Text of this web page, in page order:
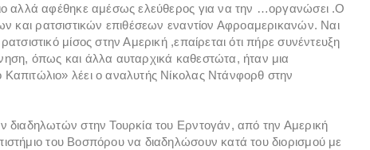
αλλά αφέθηκε αμέσως ελεύθερος για να την …οργανώσει .Ο
και ρατσιστικών επιθέσεων εναντίον Αφροαμερικανών. Ναι
μίσος στην Αμερική ,επαίρεται ότι πήρε συνέντευξη
όπως και άλλα αυταρχικά καθεστώτα, ήταν μια
λέει ο αναλυτής Νίκολας Ντάνφορθ στην
διαδηλωτών στην Τουρκία του Ερντογάν, από την Αμερική
του Βοσπόρου να διαδηλώσουν κατά του διορισμού με